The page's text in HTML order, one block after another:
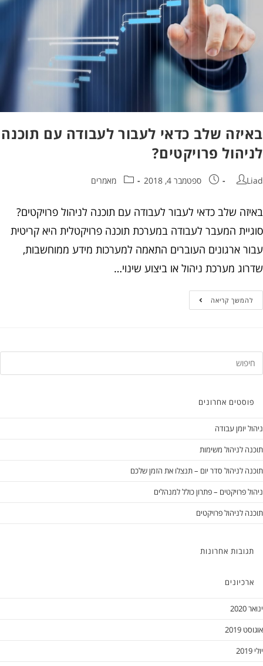
באיזה שלב כדאי לעבור לעבודה עם תוכנה
לניהול פרויקטים?
Liad ספטמבר 4, 2018 מאמרים
באיזה שלב כדאי לעבור לעבודה עם תוכנה לניהול פרויקטים?
סוגיית המעבר לעבודה במערכת תוכנה פרויקטלית היא קריטית
עבור ארגונים העוברים התאמה למערכות מידע ממוחשבות,
שדרוג מערכת ניהול או ביצוע שינוי…
להמשך קריאה
פוסטים אחרונים
ניהול יומן עבודה
תוכנה לניהול משימות
תוכנה לניהול סדר יום – תנצלו את הזמן שלכם
ניהול פרויקטים – פתרון כולל למנהלים
תוכנה לניהול פרויקטים
תגובות אחרונות
ארכיונים
ינואר 2020
אוגוסט 2019
יולי 2019